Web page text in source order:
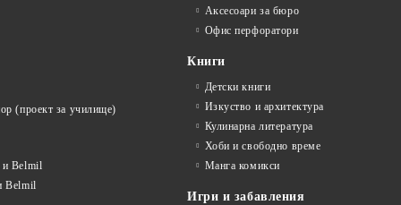
(проект за училище)
и Belmil
Belmil
Аксесоари за бюро
Офис перфоратори
Книги
Детски книги
Изкуство и архитектура
Кулинарна литература
Хоби и свободно време
Манга комикси
Игри и забавления